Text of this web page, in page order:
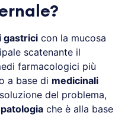
gastrici con la mucosa
scatenante il
farmacologici più
a base di medicinali
del problema,
che è alla base